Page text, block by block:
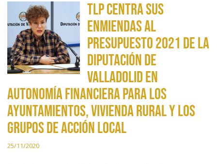
TLP centra sus
enmiendas al
Presupuesto 2021 de la
Diputación de
Valladolid en
autonomía financiera para los
ayuntamientos, vivienda rural y los
Grupos de Acción Local
25/11/2020